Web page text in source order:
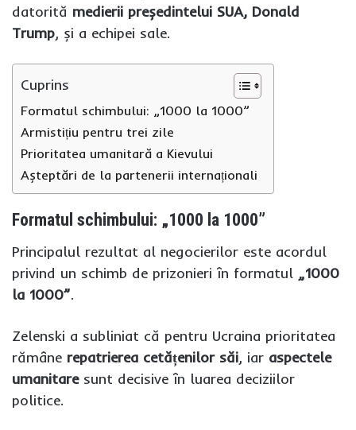
datorită medierii președintelui SUA, Donald
Trump, și a echipei sale.
Cuprins
Formatul schimbului: „1000 la 1000”
Armistițiu pentru trei zile
Prioritatea umanitară a Kievului
Așteptări de la partenerii internaționali
Formatul schimbului: „1000 la 1000”
Principalul rezultat al negocierilor este acordul
privind un schimb de prizonieri în formatul „1000
la 1000”.
Zelenski a subliniat că pentru Ucraina prioritatea
rămâne repatrierea cetățenilor săi, iar aspectele
umanitaresunt decisive în luarea deciziilor
politice.